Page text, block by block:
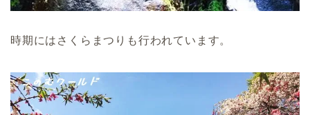
時期にはさくらまつりも行われています。